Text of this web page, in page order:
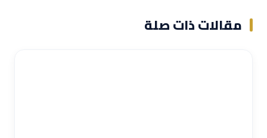
مقالات ذات صلة